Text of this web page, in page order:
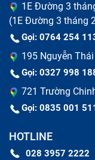
1E Đường 3
(1E Đường 3 tháng
Gọi: 0764 254
195 Nguyễn Thái
Gọi: 0327 998
721 Trường
Gọi: 0835 001
HOTLINE
028 3957 2222